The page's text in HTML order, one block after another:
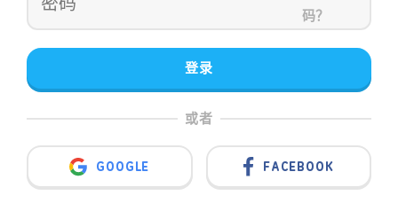
码？
登录
或者
GOOGLE FACEBOOK